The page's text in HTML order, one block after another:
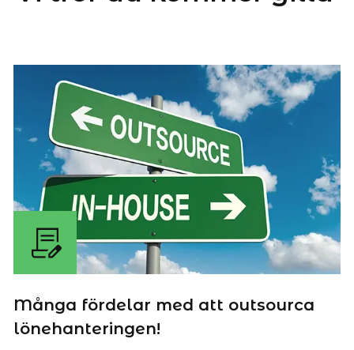
Många fördelar med att outsourca
lönehanteringen!